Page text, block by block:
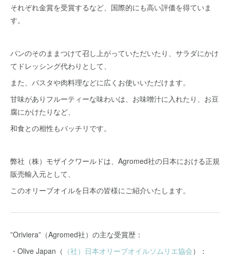
それぞれ金賞を受賞するなど、国際的にも高い評価を得ていま
す。
パンのそのままつけて召し上がっていただいたり、サラダにかけ
てドレッシング代わりとして、
また、パスタや肉料理などに広くお使いいただけます。
甘味がありフルーティーな味わいは、お味噌汁に入れたり、お豆
腐にかけたりなど、
和食との相性もバッチリです。
弊社（株）モザイクワールドは、Agromed社の日本における正規
販売輸入元として、
このオリーブオイルを日本の皆様にご紹介いたします。
”Oriviera”（Agromed社）の主な受賞歴：
・Olive Japan（ （社）日本オリーブオイルソムリエ協会）：